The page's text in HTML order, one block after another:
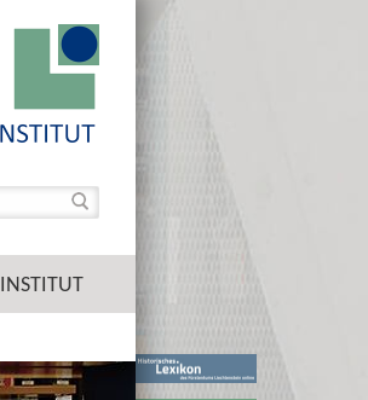
INSTITUT